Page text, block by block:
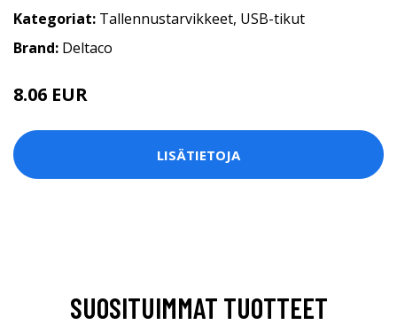
Kategoriat: Tallennustarvikkeet, USB-tikut
Brand: Deltaco
8.06 EUR
LISÄTIETOJA
SUOSITUIMMAT TUOTTEET